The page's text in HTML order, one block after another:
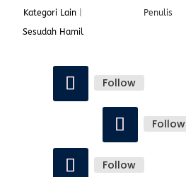
Kategori Lain
Sesudah Hamil
Penulis
Follow
Follow
Follow